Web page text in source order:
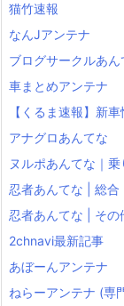
猫竹速報
なんJアンテナ
ブログサークルあん
車まとめアンテナ
【くるま速報】新
アナグロあんてな
ヌルポあんてな｜乗
忍者あんてな | 総合
忍者あんてな | その
2chnavi最新記事
あぼーんアンテナ
ねらーアンテナ (専